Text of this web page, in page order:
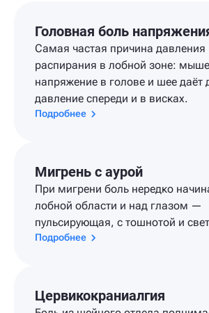
Головная боль
Самая частая причина давления
распирания в лобной зоне:
напряжение в голове и шее даёт
давление спереди и в висках.
Подробнее
Мигрень с аурой
При мигрени боль нередко
лобной области и над глазом —
пульсирующая, с тошнотой и
Подробнее
Цервикокраниалгия